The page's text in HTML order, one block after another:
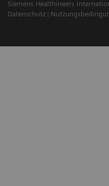
Siemens Healthineers
Datenschutz